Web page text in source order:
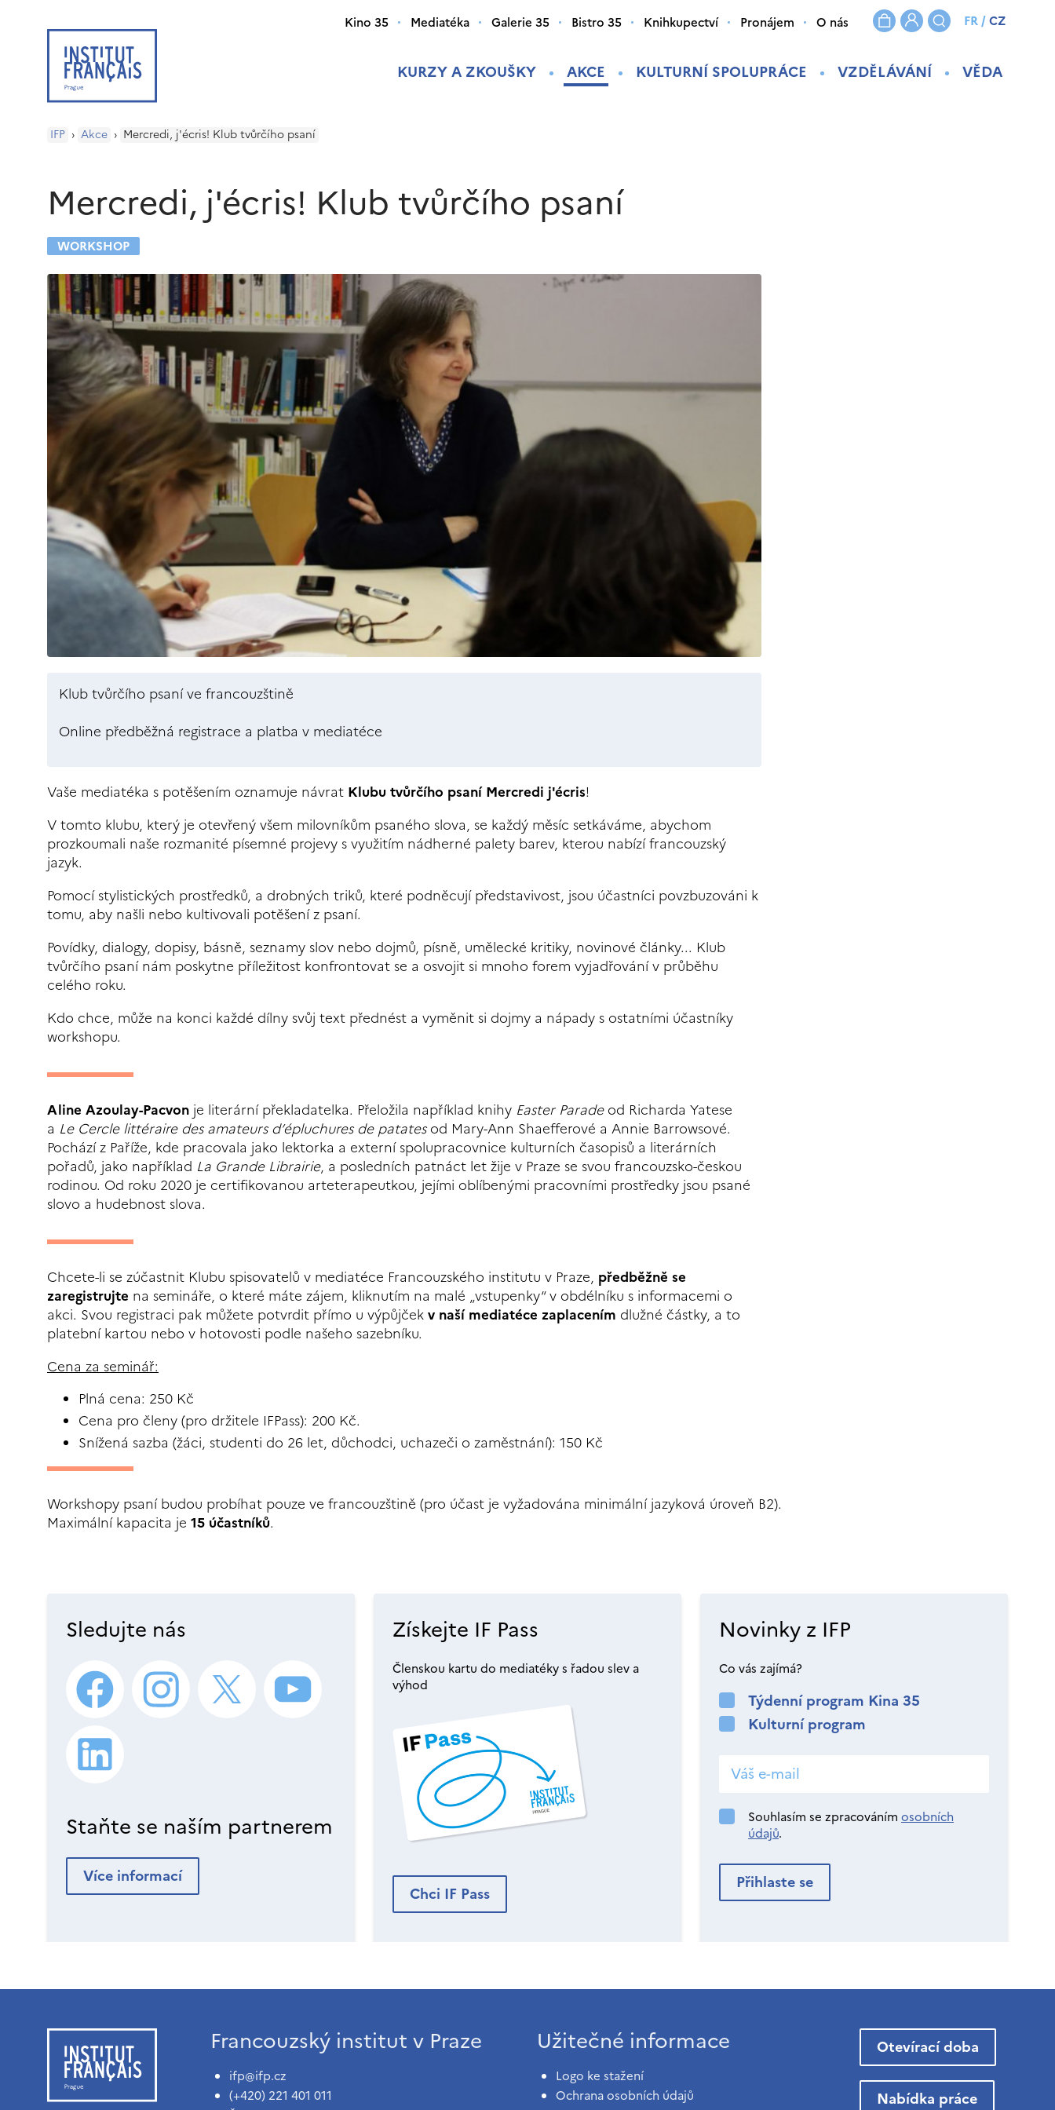
KURZY A ZKOUŠKY AKCE KULTURNÍ SPOLUPRÁCE VZDĚLÁVÁNÍ VĚDA
Kino 35 Mediatéka Galerie 35 Bistro 35 Knihkupectví Pronájem O nás FR/CZ
IFP › Akce › Mercredi, j'écris! Klub tvůrčího psaní
Mercredi, j'écris! Klub tvůrčího psaní
WORKSHOP
Klub tvůrčího psaní ve francouzštině
Online předběžná registrace a platba v mediatéce
Vaše mediatéka s potěšením oznamuje návrat Klubu tvůrčího psaní Mercredi j'écris!
V tomto klubu, který je otevřený všem milovníkům psaného slova, se každý měsíc setkáváme, abychom
prozkoumali naše rozmanité písemné projevy s využitím nádherné palety barev, kterou nabízí francouzský
jazyk.
Pomocí stylistických prostředků, a drobných triků, které podněcují představivost, jsou účastníci povzbuzováni k
tomu, aby našli nebo kultivovali potěšení z psaní.
Povídky, dialogy, dopisy, básně, seznamy slov nebo dojmů, písně, umělecké kritiky, novinové články... Klub
tvůrčího psaní nám poskytne příležitost konfrontovat se a osvojit si mnoho forem vyjadřování v průběhu
celého roku.
Kdo chce, může na konci každé dílny svůj text přednést a vyměnit si dojmy a nápady s ostatními účastníky
workshopu.
Aline Azoulay-Pacvon je literární překladatelka. Přeložila například knihy Easter Paradeod Richarda Yatese
a Le Cercle littéraire des amateurs d’épluchures de patatesod Mary-Ann Shaefferové a Annie Barrowsové.
Pochází z Paříže, kde pracovala jako lektorka a externí spolupracovnice kulturních časopisů a literárních
pořadů, jako například La Grande Librairie, a posledních patnáct let žije v Praze se svou francouzsko-českou
rodinou. Od roku 2020 je certifikovanou arteterapeutkou, jejími oblíbenými pracovními prostředky jsou psané
slovo a hudebnost slova.
Chcete-li se zúčastnit Klubu spisovatelů v mediatéce Francouzského institutu v Praze, předběžně se
zaregistrujte na semináře, o které máte zájem, kliknutím na malé „vstupenky“ v obdélníku s informacemi o
akci. Svou registraci pak můžete potvrdit přímo u výpůjčekv naší mediatéce zaplacením dlužné částky, a to
platební kartou nebo v hotovosti podle našeho sazebníku.
Cena za seminář:
Plná cena: 250 Kč
Cena pro členy (pro držitele IFPass): 200 Kč.
Snížená sazba (žáci, studenti do 26 let, důchodci, uchazeči o zaměstnání): 150 Kč
Workshopy psaní budou probíhat pouze ve francouzštině (pro účast je vyžadována minimální jazyková úroveň B2).
Maximální kapacita je 15 účastníků.
Sledujte nás
Staňte se naším partnerem
Více informací
Získejte IF Pass
Členskou kartu do mediatéky s řadou slev a
výhod
Chci IF Pass
Novinky z IFP
Co vás zajímá?
Týdenní program Kina 35
Kulturní program
Souhlasím se zpracováním osobních
údajů.
Francouzský institut v Praze
ifp@ifp.cz
(+420) 221 401 011
Užitečné informace
Logo ke stažení
Ochrana osobních údajů
Otevírací doba
Nabídka práce